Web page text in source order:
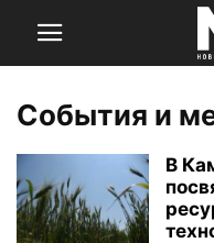
События и
В